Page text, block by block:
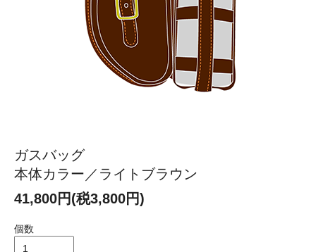
ガスバッグ
本体カラー／ライトブラウン
41,800円(税3,800円)
個数